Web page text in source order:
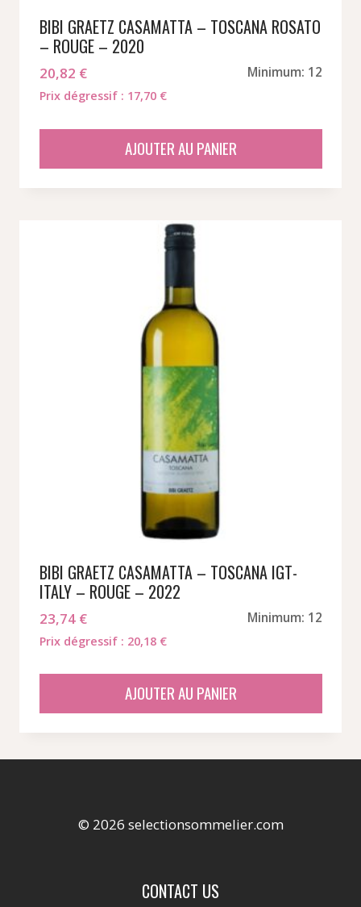
BIBI GRAETZ CASAMATTA – TOSCANA ROSATO
– ROUGE – 2020
20,82 € Minimum: 12
Prix dégressif : 17,70 €
AJOUTER AU PANIER
BIBI GRAETZ CASAMATTA – TOSCANA IGT-
ITALY – ROUGE – 2022
23,74 € Minimum: 12
Prix dégressif : 20,18 €
AJOUTER AU PANIER
© 2026 selectionsommelier.com
CONTACT US